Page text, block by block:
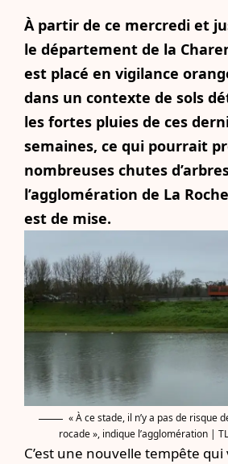
À partir de ce mercredi et
le département de la
est placé en vigilance
dans un contexte de sols
les fortes pluies de ces
semaines, ce qui pourrait
nombreuses chutes
l’agglomération de La
est de mise.
« À ce stade, il n’y a pas de risque
rocade », indique l’agglomération |
C’est une nouvelle tempête